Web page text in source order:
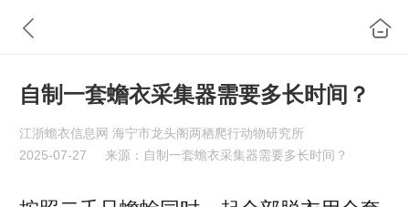
自制一套蟾衣采集器需要多长时间？
江浙蟾衣信息网 海宁市龙头阁两栖爬行动物研究所
2025-07-27
来源：自制一套蟾衣采集器需要多长时间？